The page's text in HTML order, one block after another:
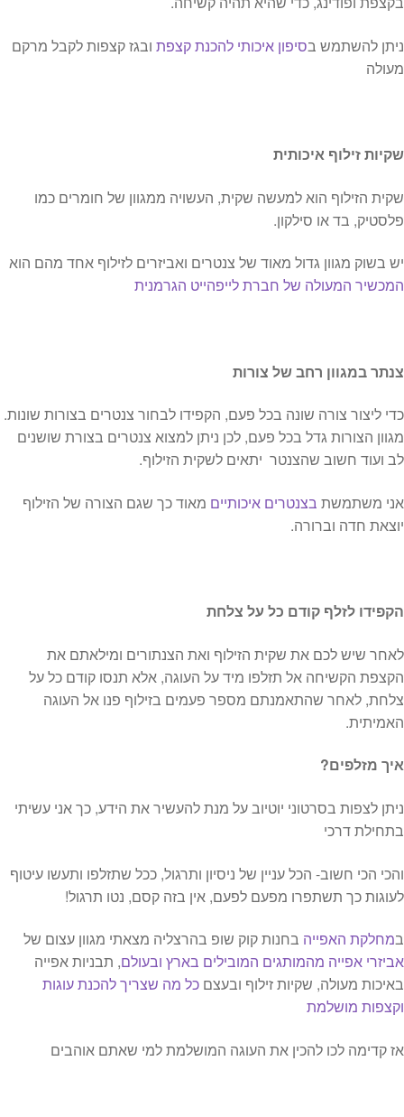
ניתן להשתמש בסיפון איכותי להכנת קצפת ובגז קצפות לקבל מרקם
מעולה
שקיות זילוף איכותית
שקית הזילוף הוא למעשה שקית, העשויה ממגוון של חומרים כמו
פלסטיק, בד או סילקון.
יש בשוק מגוון גדול מאוד של צנטרים ואביזרים לזילוף אחד מהם הוא
המכשיר המעולה של חברת לייפהייט הגרמנית
צנתר במגוון רחב של צורות
כדי ליצור צורה שונה בכל פעם, הקפידו לבחור צנטרים בצורות שונות.
מגוון הצורות גדל בכל פעם, לכן ניתן למצוא צנטרים בצורת שושנים
לב ועוד חשוב שהצנטר יתאים לשקית הזילוף.
אני משתמשת בצנטרים איכותיים מאוד כך שגם הצורה של הזילוף
יוצאת חדה וברורה.
הקפידו לזלף קודם כל על צלחת
לאחר שיש לכם את שקית הזילוף ואת הצנתורים ומילאתם את
הקצפת הקשיחה אל תזלפו מיד על העוגה, אלא תנסו קודם כל על
צלחת, לאחר שהתאמנתם מספר פעמים בזילוף פנו אל העוגה
האמיתית.
איך מזלפים?
ניתן לצפות בסרטוני יוטיוב על מנת להעשיר את הידע, כך אני עשיתי
בתחילת דרכי
והכי הכי חשוב- הכל עניין של ניסיון ותרגול, ככל שתזלפו ותעשו עיטוף
לעוגות כך תשתפרו מפעם לפעם, אין בזה קסם, נטו תרגול!
במחלקת האפייה בחנות קוק שופ בהרצליה מצאתי מגוון עצום של
אביזרי אפייה מהמותגים המובילים בארץ ובעולם, תבניות אפייה
באיכות מעולה, שקיות זילוף ובעצם כל מה שצריך להכנת עוגות
וקצפות מושלמת
אז קדימה לכו להכין את העוגה המושלמת למי שאתם אוהבים